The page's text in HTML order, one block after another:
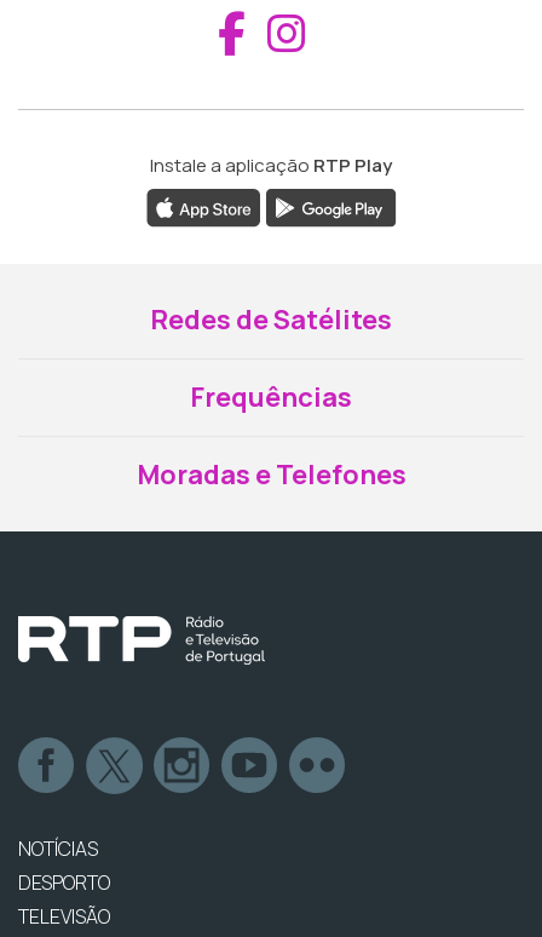
Aceder ao
Instale a aplicação RTP Play
Redes de Satélites
Frequências
Moradas e Telefones
NOTÍCIAS
DESPORTO
TELEVISÃO